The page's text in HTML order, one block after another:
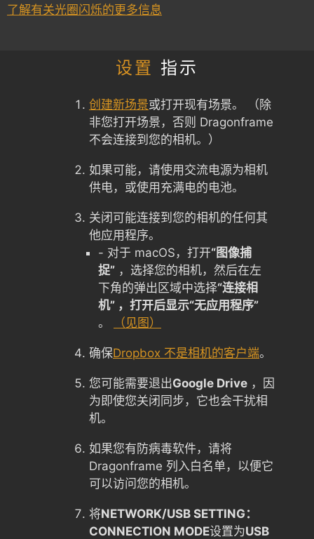
了解有关光圈闪烁的更多信息
设置 指示
创建新场景或打开现有场景。 （除
非您打开场景，否则 Dragonframe
不会连接到您的相机。）
如果可能，请使用交流电源为相机
供电，或使用充满电的电池。
关闭可能连接到您的相机的任何其
他应用程序。
- 对于 macOS，打开“图像捕
捉” ，选择您的相机，然后在左
下角的弹出区域中选择“连接相
机” ，打开后显示“无应用程序”
。
（见图）
确保Dropbox 不是相机的客户端。
您可能需要退出Google Drive ，因
为即使您关闭同步，它也会干扰相
机。
如果您有防病毒软件，请将
Dragonframe 列入白名单，以便它
可以访问您的相机。
将NETWORK/USB SETTING：
CONNECTION MODE设置为USB